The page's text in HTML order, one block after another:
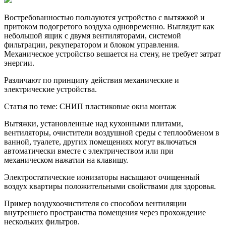
Востребованностью пользуются устройство с вытяжкой и
притоком подогретого воздуха одновременно. Выглядит как
небольшой ящик с двумя вентиляторами, системой
фильтрации, рекуператором и блоком управления.
Механическое устройство вешается на стену, не требует затрат
энергии.
Различают по принципу действия механические и
электрические устройства.
Статья по теме: СНИП пластиковые окна монтаж
Вытяжки, установленные над кухонными плитами,
вентиляторы, очистители воздушной среды с теплообменом в
ванной, туалете, других помещениях могут включаться
автоматически вместе с электричеством или при
механическом нажатии на клавишу.
Электростатические ионизаторы насыщают очищенный
воздух квартиры положительными свойствами для здоровья.
Пример воздухоочистителя со способом вентиляции
внутреннего пространства помещения через прохождение
нескольких фильтров.